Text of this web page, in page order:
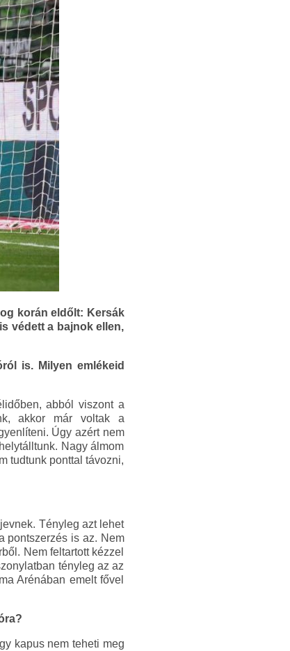
korán eldőlt: Kersák
védett a bajnok ellen,
is. Milyen emlékeid
abból viszont a
akkor már voltak a
Úgy azért nem
Nagy álmom
tudtunk ponttal távozni,
Tényleg azt lehet
pontszerzés is az. Nem
Nem feltartott kézzel
tényleg az az
Arénában emelt fővel
kapus nem teheti meg